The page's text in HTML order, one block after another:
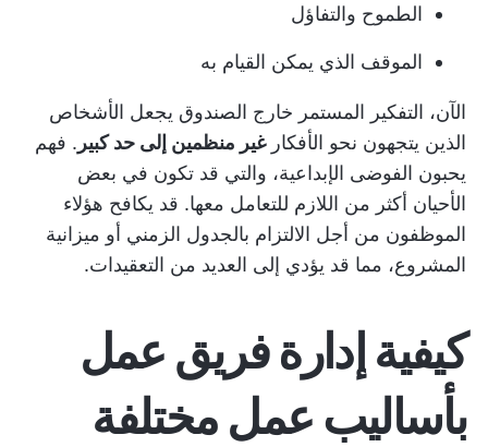
الطموح والتفاؤل
الموقف الذي يمكن القيام به
الآن، التفكير المستمر خارج الصندوق يجعل الأشخاص
الذين يتجهون نحو الأفكارغير منظمين إلى حد كبير . فهم
يحبون الفوضى الإبداعية، والتي قد تكون في بعض
الأحيان أكثر من اللازم للتعامل معها. قد يكافح هؤلاء
الموظفون من أجل الالتزام بالجدول الزمني أو ميزانية
المشروع، مما قد يؤدي إلى العديد من التعقيدات.
كيفية إدارة فريق عمل
بأساليب عمل مختلفة